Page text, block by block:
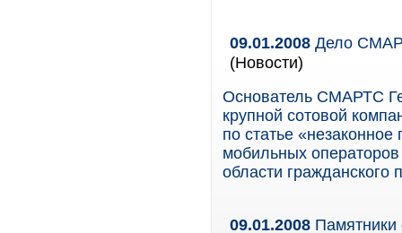
09.01.2008 Дело
(Новости)
Основатель СМАРТС
крупной сотовой
по статье
мобильных
области гражданского
09.01.2008 Памятники